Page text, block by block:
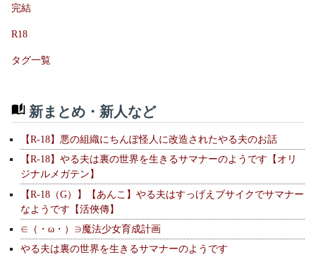
完結
R18
タグ一覧
新まとめ・新人など
【R-18】悪の組織にちんぽ怪人に改造されたやる夫のお話
【R-18】やる夫は裏の世界を生きるサマナーのようです【オリ
ジナルメガテン】
【R-18（G）】【あんこ】やる夫はすっげえブサイクでサマナー
なようです【活俠傳】
∈（・ω・）∋魔法少女育成計画
やる夫は裏の世界を生きるサマナーのようです